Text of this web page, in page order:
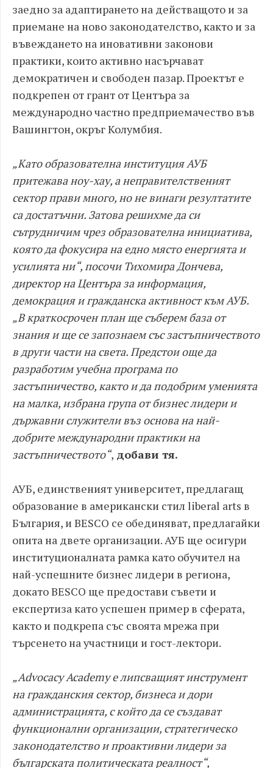
заедно за адаптирането на действащото и за
приемане на ново законодателство, както и за
въвеждането на иновативни законови
практики, които активно насърчават
демократичен и свободен пазар. Проектът е
подкрепен от грант от Центъра за
международно частно предприемачество във
Вашингтон, окръг Колумбия.
„Като образователна институция АУБ
притежава ноу-хау, а неправителственият
сектор прави много, но не винаги резултатите
са достатъчни. Затова решихме да си
сътрудничим чрез образователна инициатива,
която да фокусира на едно място енергията и
усилията ни“, посочи Тихомира Дончева,
директор на Центъра за информация,
демокрация и гражданска активност към АУБ.
„В краткосрочен план ще съберем база от
знания и ще се запознаем със застъпничеството
в други части на света. Предстои още да
разработим учебна програма по
застъпничество, както и да подобрим уменията
на малка, избрана група от бизнес лидери и
държавни служители въз основа на най-
добрите международни практики на
застъпничеството“, добави тя.
АУБ, единственият университет, предлагащ
образование в американски стил liberal arts в
България, и BESCO се обединяват, предлагайки
опита на двете организации. АУБ ще осигури
институционалната рамка като обучител на
най-успешните бизнес лидери в региона,
докато BESCO ще предостави съвети и
експертиза като успешен пример в сферата,
както и подкрепа със своята мрежа при
търсенето на участници и гост-лектори.
„Advocacy Academy е липсващият инструмент
на гражданския сектор, бизнеса и дори
администрацията, с който да се създават
функционални организации, стратегическо
законодателство и проактивни лидери за
българската политическата реалност“,